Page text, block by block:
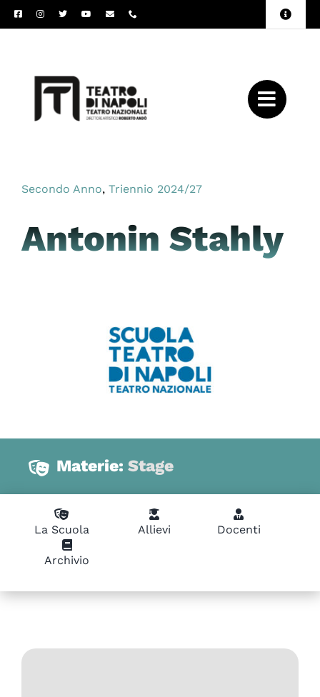
Salta
al
Toggle
Secondo Anno, Triennio 2024/27
Antonin Stahly
Materie: Stage
La Scuola Allievi Docenti
Archivio